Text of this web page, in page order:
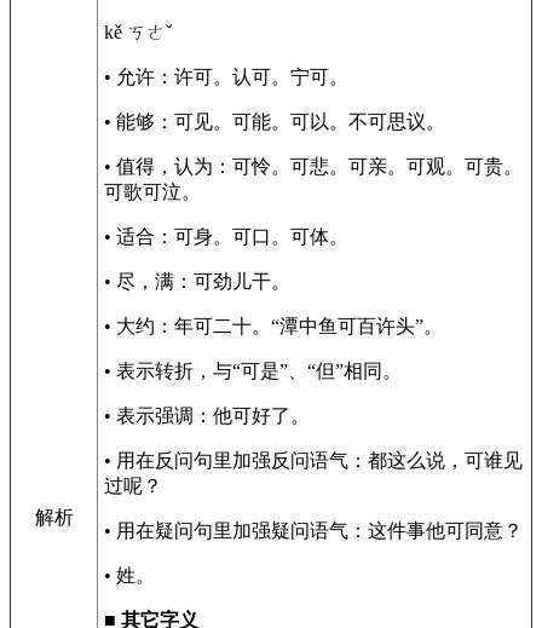
解析
kě ㄎㄜˇ
• 允许：许可。认可。宁可。
• 能够：可见。可能。可以。不可思议。
• 值得，认为：可怜。可悲。可亲。可观。可贵。
可歌可泣。
• 适合：可身。可口。可体。
• 尽，满：可劲儿干。
• 大约：年可二十。“潭中鱼可百许头”。
• 表示转折，与“可是”、“但”相同。
• 表示强调：他可好了。
• 用在反问句里加强反问语气：都这么说，可谁见
过呢？
• 用在疑问句里加强疑问语气：这件事他可同意？
• 姓。
■ 其它字义